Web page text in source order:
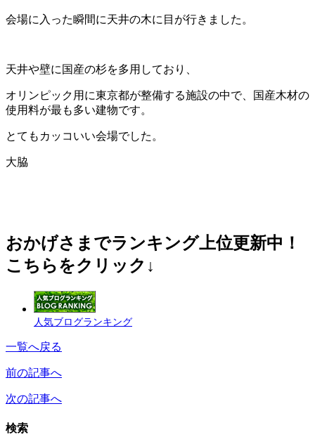
会場に入った瞬間に天井の木に目が行きました。
天井や壁に国産の杉を多用しており、
オリンピック用に東京都が整備する施設の中で、国産木材の
使用料が最も多い建物です。
とてもカッコいい会場でした。
大脇
おかげさまでランキング上位更新中！
こちらをクリック↓
人気ブログランキング
一覧へ戻る
前の記事へ
次の記事へ
検索